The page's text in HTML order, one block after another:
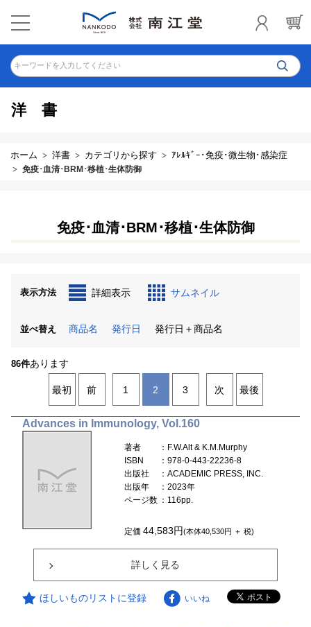
キーワードを入力してください
洋書
ホーム 洋書 カテゴリから探す ｱﾚﾙｷﾞｰ･免疫･微生物･感染症
免疫･血清･BRM･移植･生体防御
免疫･血清･BRM･移植･生体防御
表示方法 詳細表示 サムネイル
並べ替え 商品名 発行日 発行日＋商品名
86件あります
最初 前 1 2 3 次 最後
Advances in Immunology, Vol.160
著者
：F.W.Alt & K.M.Murphy
ISBN
：978-0-443-22236-8
出版社
：ACADEMIC PRESS, INC.
出版年
：2023年
ページ数 ：116pp.
定価44,583円(本体40,530円 ＋ 税)
詳しく見る
ほしいものリストに登録 いいね